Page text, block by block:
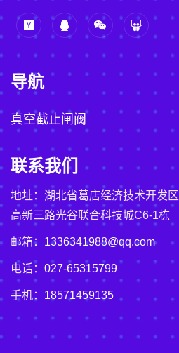
导航
真空截止闸阀
联系我们
地址：湖北省葛店经济技术开发区
高新三路光谷联合科技城C6-1栋
邮箱： 1336341988@qq.com
电话： 027-65315799
手机： 18571459135